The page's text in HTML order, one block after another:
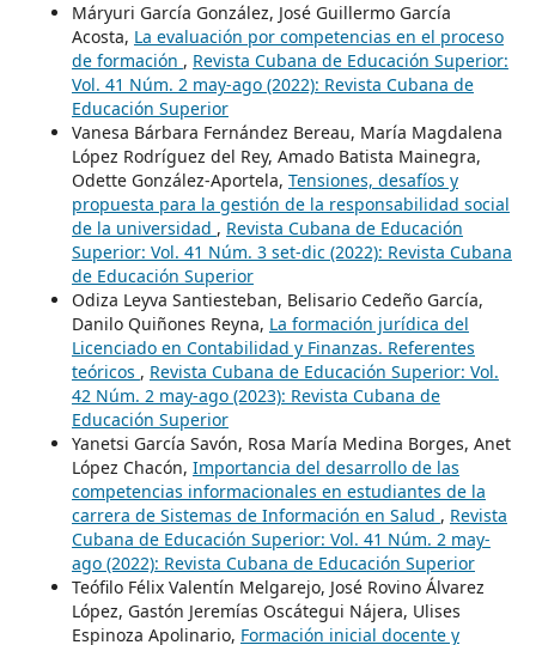
Máryuri García González, José Guillermo García
Acosta, La evaluación por competencias en el proceso
de formación , Revista Cubana de Educación Superior:
Vol. 41 Núm. 2 may-ago (2022): Revista Cubana de
Educación Superior
Vanesa Bárbara Fernández Bereau, María Magdalena
López Rodríguez del Rey, Amado Batista Mainegra,
Odette González-Aportela, Tensiones, desafíos y
propuesta para la gestión de la responsabilidad social
de la universidad , Revista Cubana de Educación
Superior: Vol. 41 Núm. 3 set-dic (2022): Revista Cubana
de Educación Superior
Odiza Leyva Santiesteban, Belisario Cedeño García,
Danilo Quiñones Reyna, La formación jurídica del
Licenciado en Contabilidad y Finanzas. Referentes
teóricos , Revista Cubana de Educación Superior: Vol.
42 Núm. 2 may-ago (2023): Revista Cubana de
Educación Superior
Yanetsi García Savón, Rosa María Medina Borges, Anet
López Chacón, Importancia del desarrollo de las
competencias informacionales en estudiantes de la
carrera de Sistemas de Información en Salud , Revista
Cubana de Educación Superior: Vol. 41 Núm. 2 may-
ago (2022): Revista Cubana de Educación Superior
Teófilo Félix Valentín Melgarejo, José Rovino Álvarez
López, Gastón Jeremías Oscátegui Nájera, Ulises
Espinoza Apolinario, Formación inicial docente y